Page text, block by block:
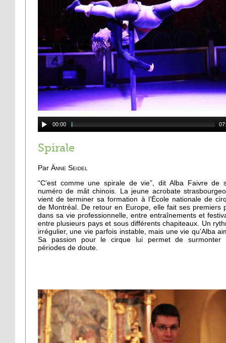
00:00
Spirale
Par Änne Seidel
“C’est comme une spirale de vie”, dit Alba Faivre de
numéro de mât chinois. La jeune acrobate
vient de terminer sa formation à l’École nationale de
de Montréal. De retour en Europe, elle fait ses premiers
dans sa vie professionnelle, entre entraînements et
entre plusieurs pays et sous différents chapiteaux. Un
irrégulier, une vie parfois instable, mais une vie qu’Alba
Sa passion pour le cirque lui permet de surmonter
périodes de doute.